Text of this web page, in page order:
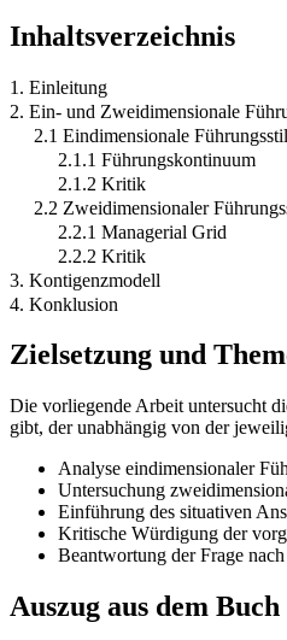
Inhaltsverzeichnis
1. Einleitung
2. Ein- und Zweidimensionale
2.1 Eindimensionale
2.1.1 Führungskontinuum
2.1.2 Kritik
2.2 Zweidimensionaler
2.2.1 Managerial Grid
2.2.2 Kritik
3. Kontigenzmodell
4. Konklusion
Zielsetzung und
Die vorliegende Arbeit untersucht
gibt, der unabhängig von der
Analyse eindimensionaler
Untersuchung
Einführung des situativen
Kritische Würdigung der
Beantwortung der Frage
Auszug aus dem Buch